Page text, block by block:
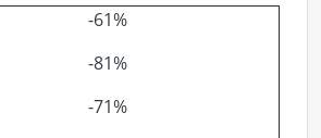
-61%
-81%
-71%